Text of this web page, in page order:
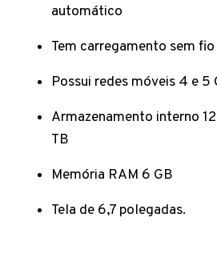
automático
Tem carregamento sem fio
Possui redes móveis 4 e 5
Armazenamento interno
TB
Memória RAM 6 GB
Tela de 6,7 polegadas.